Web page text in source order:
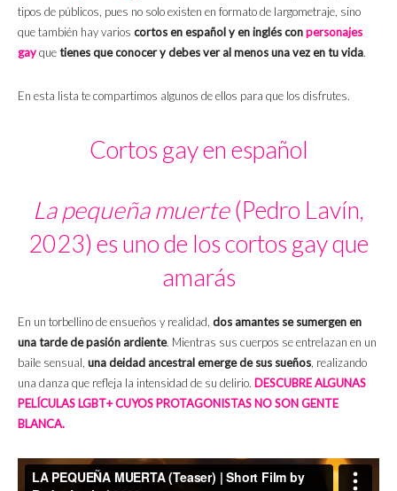
tipos de públicos, pues no solo existen en formato de largometraje, sino
que también hay varios cortos en español y en inglés conpersonajes
gayquetienes que conocer y debes ver al menos una vez en tu vida.
En esta lista te compartimos algunos de ellos para que los disfrutes.
Cortos gay en español
La pequeña muerte(Pedro Lavín,
2023) es uno de los cortos gay que
amarás
En un torbellino de ensueños y realidad, dos amantes se sumergen en
una tarde de pasión ardiente. Mientras sus cuerpos se entrelazan en un
baile sensual, una deidad ancestral emerge de sus sueños, realizando
una danza que refleja la intensidad de su delirio. DESCUBRE ALGUNAS
PELÍCULAS LGBT+ CUYOS PROTAGONISTAS NO SON GENTE
BLANCA.